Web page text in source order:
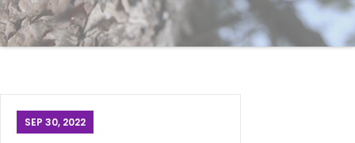
SEP 30, 2022